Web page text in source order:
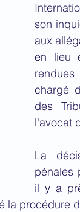
son
aux
en lieu
chargé
des
l'avocat
La
pénales
il y a
la procédure